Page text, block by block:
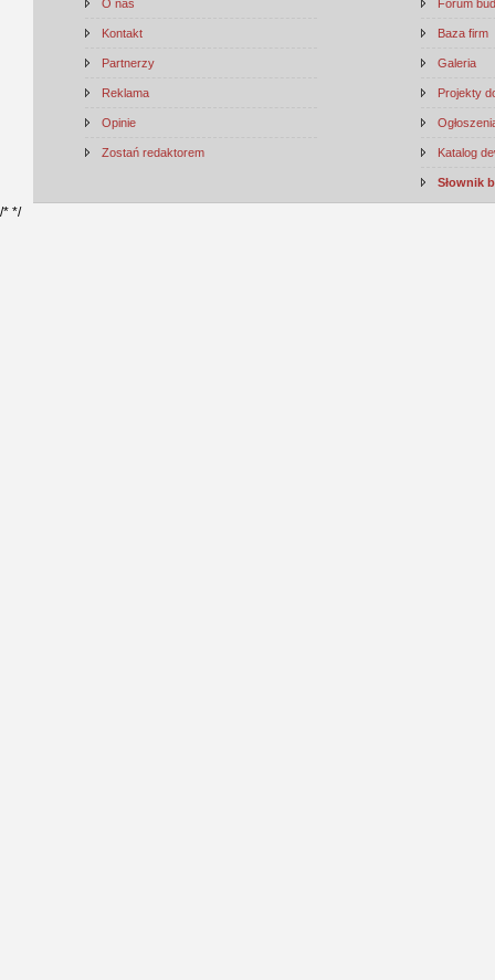
O nas
Kontakt
Partnerzy
Reklama
Opinie
Zostań redaktorem
Forum
Baza firm
Galeria
Projekty
Katalog
Słownik
/* */